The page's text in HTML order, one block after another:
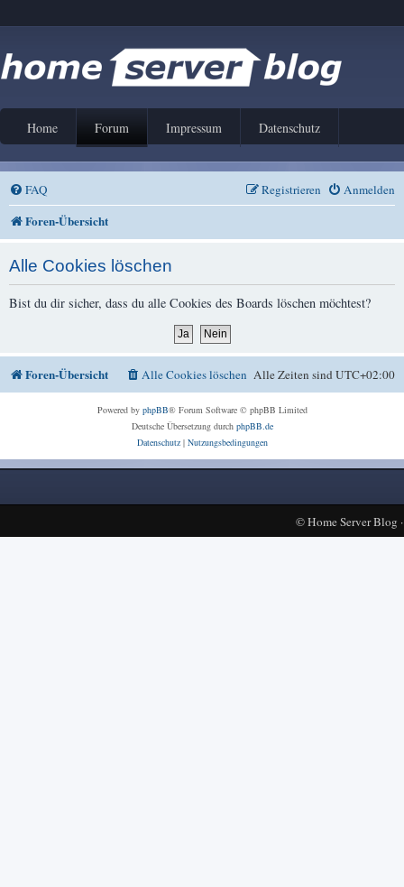
Home Forum Impressum Datenschutz
FAQ Anmelden
Registrieren
Foren-Übersicht
Alle Cookies löschen
Bist du dir sicher, dass du alle Cookies des Boards löschen möchtest?
Foren-Übersicht Alle Zeiten sindUTC+02:00
Alle Cookies löschen
Powered by phpBB® Forum Software © phpBB Limited
Deutsche Übersetzung durch phpBB.de
Datenschutz| Nutzungsbedingungen
©Home Server Blog